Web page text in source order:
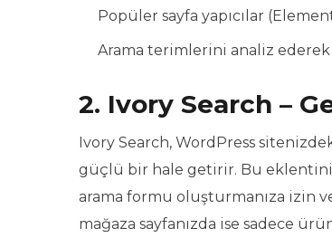
Popüler sayfa yapıcılar
Arama terimlerini analiz
2. Ivory Search –
Ivory Search, WordPress
güçlü bir hale getirir. Bu eklentinin
arama formu oluşturmanıza izin
mağaza sayfanızda ise sadece